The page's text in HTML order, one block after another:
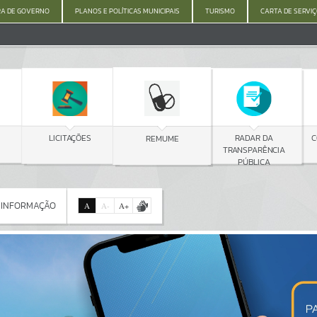
DE GOVERNO PLANOS E POLÍTICAS MUNICIPAIS TURISMO CARTA DE
LICITAÇÕES REMUME RADAR DA
TRANSPARÊNCIA
PÚBLICA
Por favor, aguarde...
A A- A+